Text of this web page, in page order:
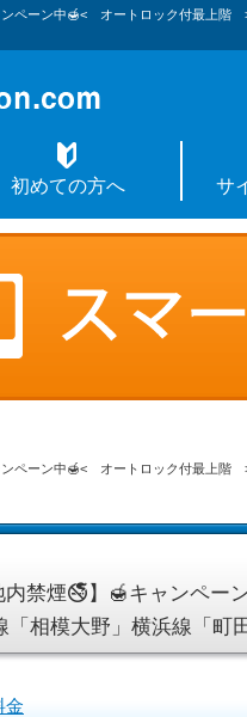
ペーン中🍯< オートロック付最上
初めての方へ サ
ペーン中🍯< オートロック付最上
禁煙🚭】🍯キャンペ
相模大野」横浜線「町
金